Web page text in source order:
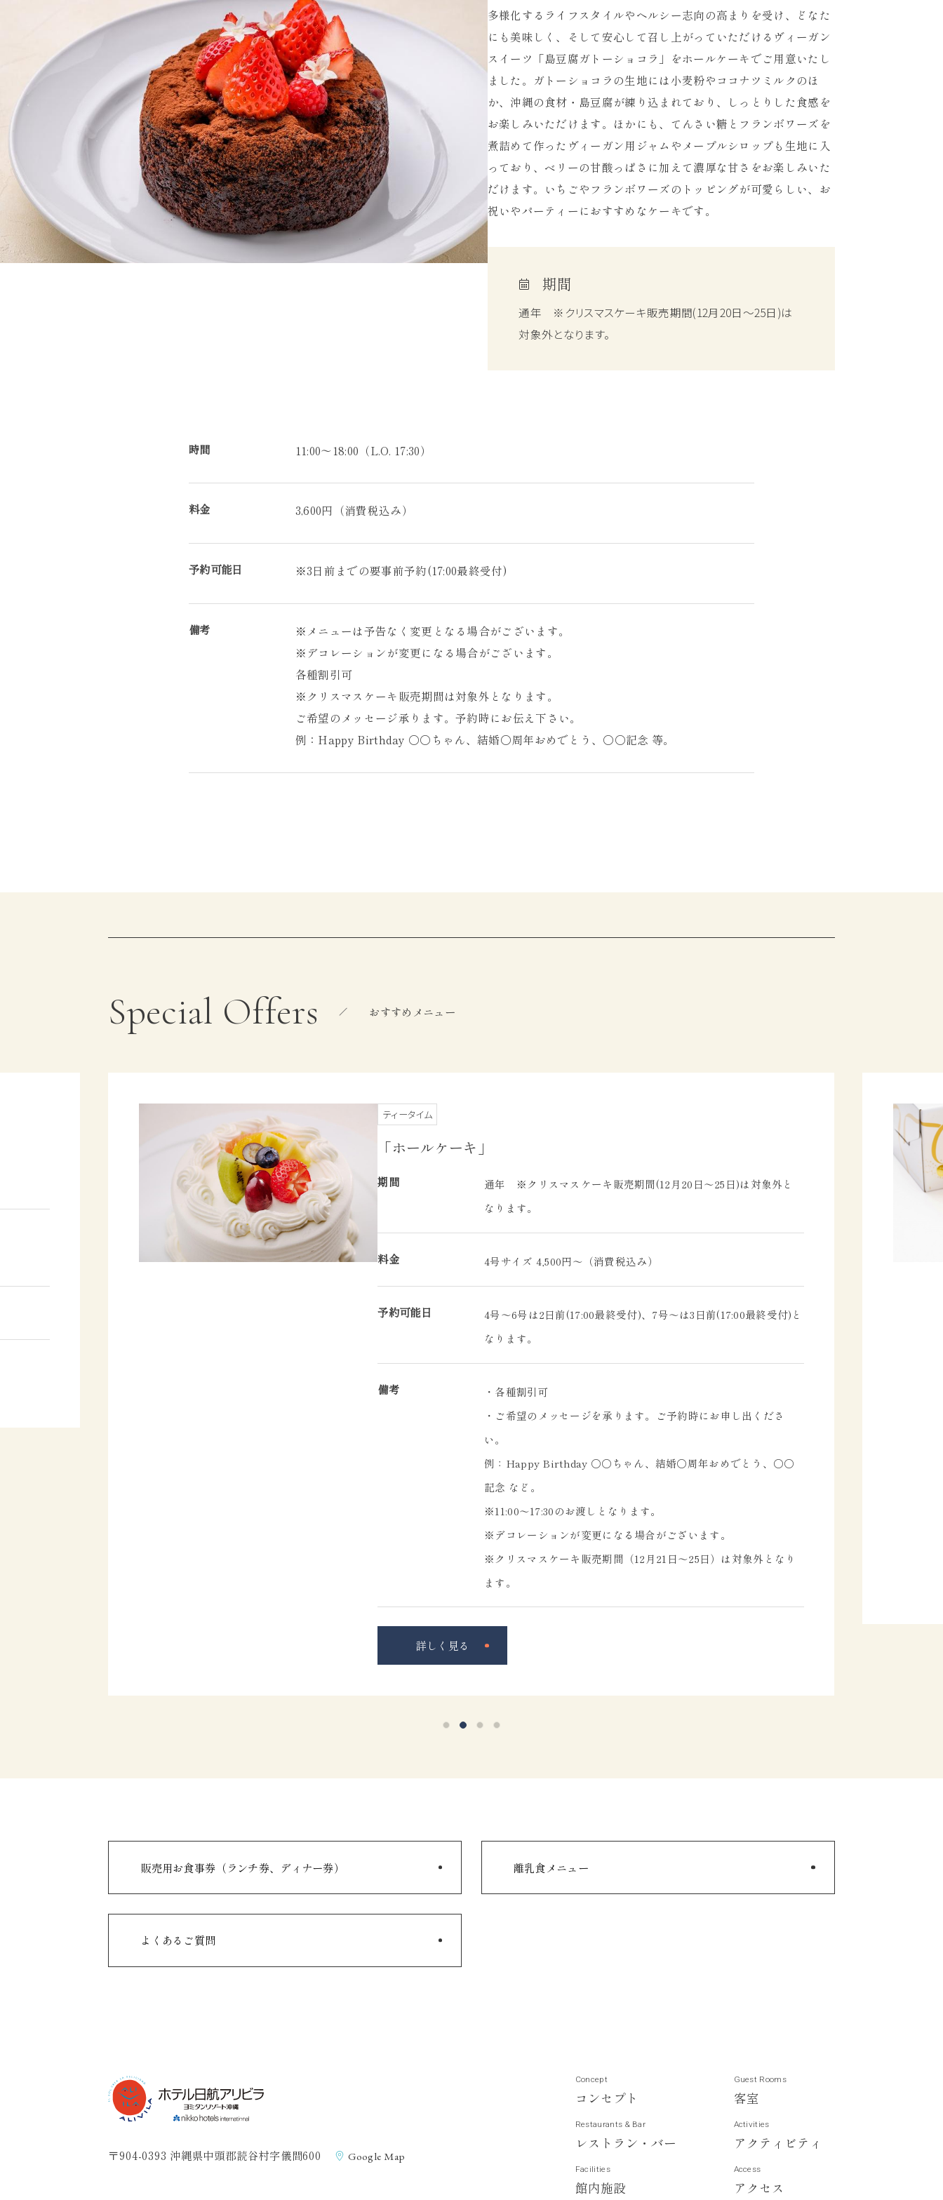
多様化するライフスタイルやヘルシー志向の高まりを受け、どなた
にも美味しく、そして安心して召し上がっていただけるヴィーガン
スイーツ「島豆腐ガトーショコラ」をホールケーキでご用意いたし
ました。ガトーショコラの生地には小麦粉やココナツミルクのほ
か、沖縄の食材・島豆腐が練り込まれており、しっとりした食感を
お楽しみいただけます。ほかにも、てんさい糖とフランボワーズを
煮詰めて作ったヴィーガン用ジャムやメープルシロップも生地に入
っており、ベリーの甘酸っぱさに加えて濃厚な甘さをお楽しみいた
だけます。いちごやフランボワーズのトッピングが可愛らしい、お
祝いやパーティーにおすすめなケーキです。
期間
通年 ※クリスマスケーキ販売期間(12月20日～25日)は
対象外となります。
時間 11:00～18:00（L.O. 17:30）
料金 3,600円（消費税込み）
予約可能日 ※3日前までの要事前予約(17:00最終受付)
備考
※メニューは予告なく変更となる場合がございます。
※デコレーションが変更になる場合がございます。
各種割引可
※クリスマスケーキ販売期間は対象外となります。
ご希望のメッセージ承ります。予約時にお伝え下さい。
例：Happy Birthday 〇〇ちゃん、結婚〇周年おめでとう、〇〇記念 等。
Special Offers おすすめメニュー
ティータイム
「ホールケーキ」
期間
通年 ※クリスマスケーキ販売期間(12月20日～25日)は対象外と
なります。
料金 4号サイズ 4,500円～（消費税込み）
予約可能日
4号～6号は2日前(17:00最終受付)、7号～は3日前(17:00最終受付)と
なります。
備考
・各種割引可
・ご希望のメッセージを承ります。ご予約時にお申し出くださ
い。
例：Happy Birthday 〇〇ちゃん、結婚〇周年おめでとう、〇〇
記念 など。
※11:00～17:30のお渡しとなります。
※デコレーションが変更になる場合がございます。
※クリスマスケーキ販売期間（12月21日～25日）は対象外となり
ます。
詳しく見る
販売用お食事券（ランチ券、ディナー券） 離乳食メニュー
よくあるご質問
〒904-0393 沖縄県中頭郡読谷村字儀間600 Google Map
Concept
コ ンセ プト
Guest Rooms
客室
Restaurants & Bar
レ ス ト ラ ン ・ バー
Activities
ア ク テ ィ ビ テ ィ
Facilities
館内施設
Access
ア ク セ ス